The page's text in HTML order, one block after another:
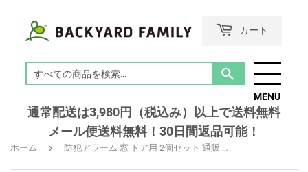
カート
索
る
MENU
通常配送は3,980円（税込み）以上で送料無料
メール便送料無料！30日間返品可能！
ホーム › 防犯アラーム 窓 ドア用 2個セット 通販 防犯グッズ 家 防犯対策 グッズ 大音量 窓用 ドア 賃貸 玄関 一戸建て 防犯ブザー 勝手口 ドアベル 防犯 警報器 警報機 音量調節 簡単設置